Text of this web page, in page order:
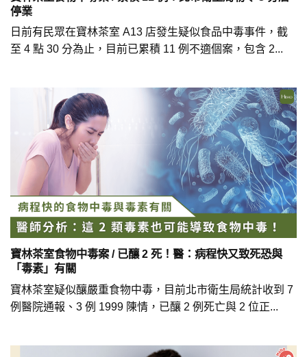
停業
日前有民眾在寶林茶室 A13 店發生疑似食品中毒事件，截
至 4 點 30 分為止，目前已累積 11 例不適個案，包含 2...
寶林茶室食物中毒案 / 已釀 2 死！醫：病程快又致死恐與
「毒素」有關
寶林茶室疑似釀嚴重食物中毒，目前北市衛生局統計收到 7
例醫院通報、3 例 1999 陳情，已釀 2 例死亡與 2 位正...